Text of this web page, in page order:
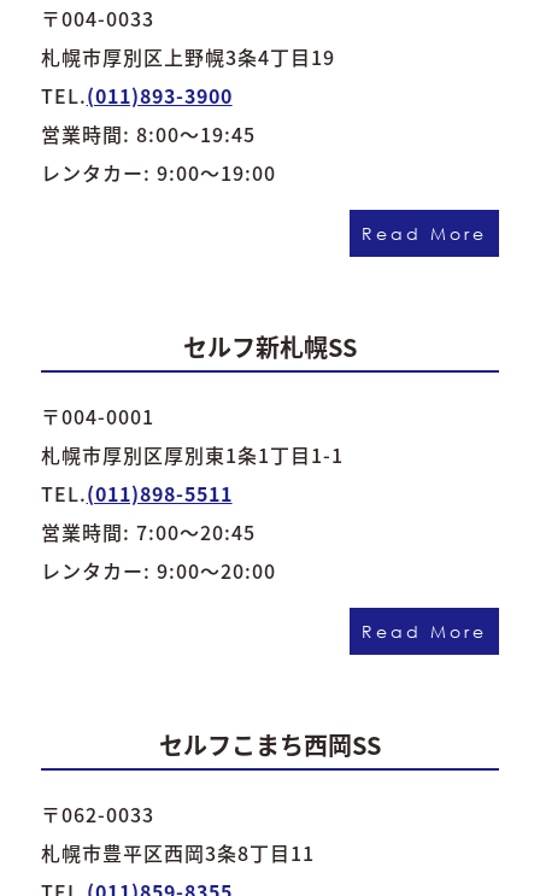
〒004-0033
札幌市厚別区上野幌3条4丁目19
TEL.(011)893-3900
営業時間: 8:00～19:45
レンタカー: 9:00～19:00
Read More
セルフ新札幌SS
〒004-0001
札幌市厚別区厚別東1条1丁目1-1
TEL.(011)898-5511
営業時間: 7:00～20:45
レンタカー: 9:00～20:00
Read More
セルフこまち西岡SS
〒062-0033
札幌市豊平区西岡3条8丁目11